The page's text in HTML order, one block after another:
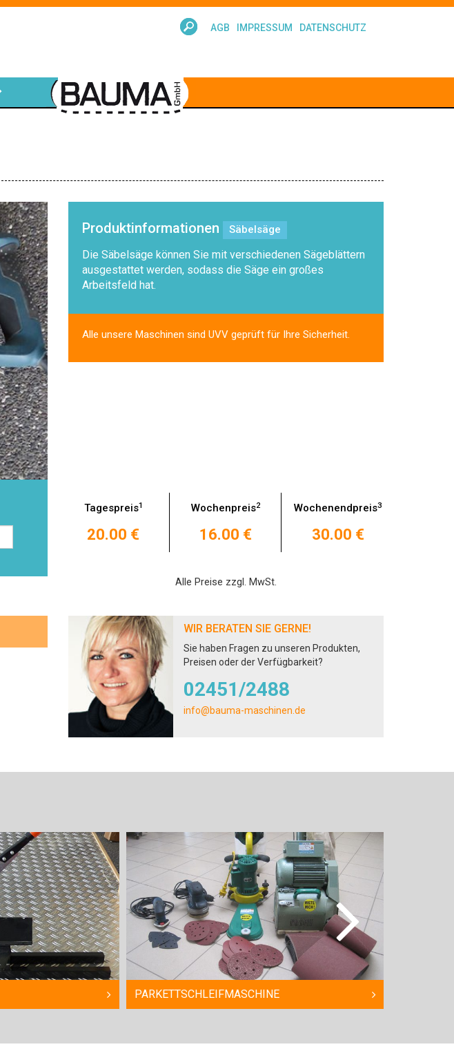
AGB IMPRESSUM DATENSCHUTZ
Produktinformationen Säbelsäge
Die Säbelsäge können Sie mit verschiedenen Sägeblättern
ausgestattet werden, sodass die Säge ein großes
Arbeitsfeld hat.
Alle unsere Maschinen sind UVV geprüft für Ihre Sicherheit.
Tagespreis1
20.00 €
Wochenpreis2
16.00 €
Wochenendpreis3
30.00 €
Alle Preise zzgl. MwSt.
WIR BERATEN SIE GERNE!
Sie haben Fragen zu unseren Produkten,
Preisen oder der Verfügbarkeit?
02451/2488
info@bauma-maschinen.de
PARKETTSCHLEIFMASCHINE